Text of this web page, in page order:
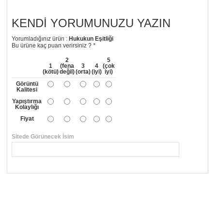
KENDI YORUMUNUZU YAZIN
Yorumladığınız ürün : Hukukun Eşitliği
Bu ürüne kaç puan verirsiniz ?*
1
(kötü)
2
(fena
değil)
3
(orta)
4
(iyi)
5
(çok
iyi)
Görüntü
Kalitesi
Yapıştırma
Kolaylığı
Fiyat
Sitede Görünecek İsim